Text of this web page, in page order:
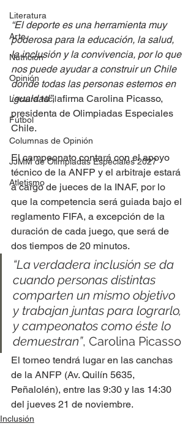
Literatura
Arte
Nutrición
Opinión
Lectura fácil
Fútbol
Columnas de Opinión
JJMM de Olimpiadas Especiales 2027
Atletismo
“El deporte es una herramienta muy
poderosa para la educación, la salud,
la inclusión y la convivencia, por lo que
nos puede ayudar a construir un Chile
donde todas las personas estemos en
igualdad”, afirma Carolina Picasso,
presidenta de Olimpiadas Especiales
Chile.
El campeonato contará con el apoyo
técnico de la ANFP y el arbitraje estará
a cargo de jueces de la INAF, por lo
que la competencia será guiada bajo el
reglamento FIFA, a excepción de la
duración de cada juego, que será de
dos tiempos de 20 minutos.
“La verdadera inclusión se da
cuando personas distintas
comparten un mismo objetivo
y trabajan juntas para lograrlo,
y campeonatos como éste lo
demuestran”, Carolina Picasso
El torneo tendrá lugar en las canchas
de la ANFP (Av. Quilín 5635,
Peñalolén), entre las 9:30 y las 14:30
del jueves 21 de noviembre.
Inclusión